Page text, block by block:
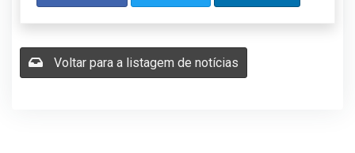
Voltar para a listagem de notícias